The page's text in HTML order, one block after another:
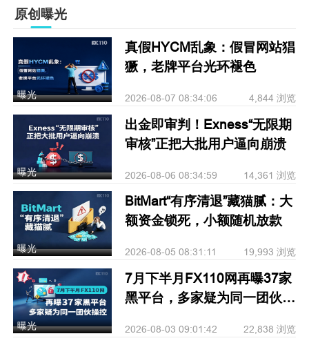
原创曝光
曝光
真假HYCM乱象：假冒网站猖
獗，老牌平台光环褪色
2026-08-07 08:34:06 4,844 浏览
曝光
出金即审判！Exness“无限期
审核”正把大批用户逼向崩溃
2026-08-06 08:34:59 14,361 浏览
曝光
BitMart“有序清退”藏猫腻：大
额资金锁死，小额随机放款
2026-08-05 08:31:11 19,993 浏览
曝光
7月下半月FX110网再曝37家
黑平台，多家疑为同一团伙操
2026-08-03 09:01:42 22,838 浏览